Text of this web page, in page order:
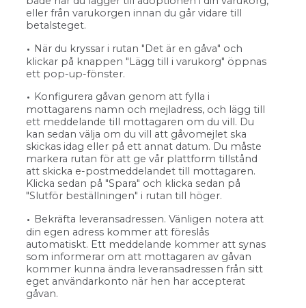
eller från varukorgen innan du går vidare till
betalsteget.
När du kryssar i rutan "Det är en gåva" och
klickar på knappen "Lägg till i varukorg" öppnas
ett pop-up-fönster.
Konfigurera gåvan genom att fylla i
mottagarens namn och mejladress, och lägg till
ett meddelande till mottagaren om du vill. Du
kan sedan välja om du vill att gåvomejlet ska
skickas idag eller på ett annat datum. Du måste
markera rutan för att ge vår plattform tillstånd
att skicka e-postmeddelandet till mottagaren.
Klicka sedan på "Spara" och klicka sedan på
"Slutför beställningen" i rutan till höger.
Bekräfta leveransadressen. Vänligen notera att
din egen adress kommer att föreslås
automatiskt. Ett meddelande kommer att synas
som informerar om att mottagaren av gåvan
kommer kunna ändra leveransadressen från sitt
eget användarkonto när hen har accepterat
gåvan.